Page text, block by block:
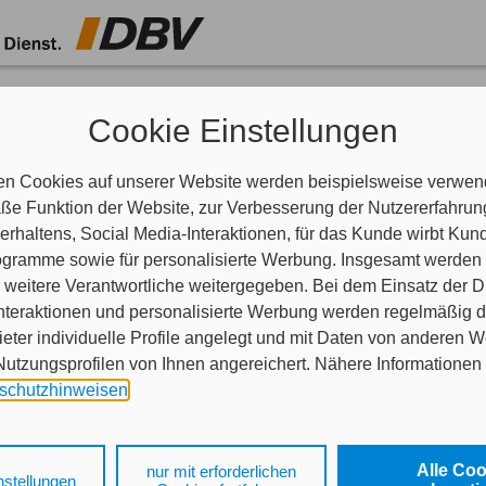
Cookie Einstellungen
Cookies auf unserer Website werden beispielsweise
Funktion der Website, zur Verbesserung der
Social Media-Interaktionen, für das Kunde wirbt
sowie für personalisierte Werbung. Insgesamt werden
Verantwortliche weitergegeben. Bei dem Einsatz der
und personalisierte Werbung werden regelmäßig
individuelle Profile angelegt und mit Daten von anderen
von Ihnen angereichert. Nähere
sowohl der Speicherung der notwendigen
Alle
nur mit erforderlichen
helfen?
Fragen?